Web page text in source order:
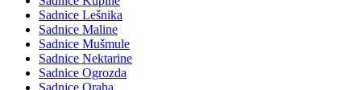
Sadnice Lešnika
Sadnice Maline
Sadnice Mušmule
Sadnice Nektarine
Sadnice Ogrozda
Sadnice Oraha